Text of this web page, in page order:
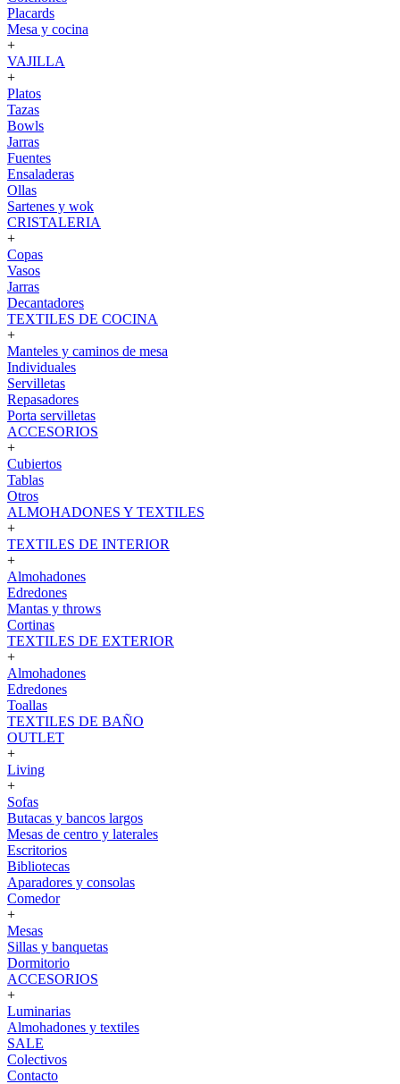
Placards
Mesa y cocina
+
VAJILLA
+
Platos
Tazas
Bowls
Jarras
Fuentes
Ensaladeras
Ollas
Sartenes y wok
CRISTALERIA
+
Copas
Vasos
Jarras
Decantadores
TEXTILES DE COCINA
+
Manteles y caminos de mesa
Individuales
Servilletas
Repasadores
Porta servilletas
ACCESORIOS
+
Cubiertos
Tablas
Otros
ALMOHADONES Y TEXTILES
+
TEXTILES DE INTERIOR
+
Almohadones
Edredones
Mantas y throws
Cortinas
TEXTILES DE EXTERIOR
+
Almohadones
Edredones
Toallas
TEXTILES DE BAÑO
OUTLET
+
Living
+
Sofas
Butacas y bancos largos
Mesas de centro y laterales
Escritorios
Bibliotecas
Aparadores y consolas
Comedor
+
Mesas
Sillas y banquetas
Dormitorio
ACCESORIOS
+
Luminarias
Almohadones y textiles
SALE
Colectivos
Contacto